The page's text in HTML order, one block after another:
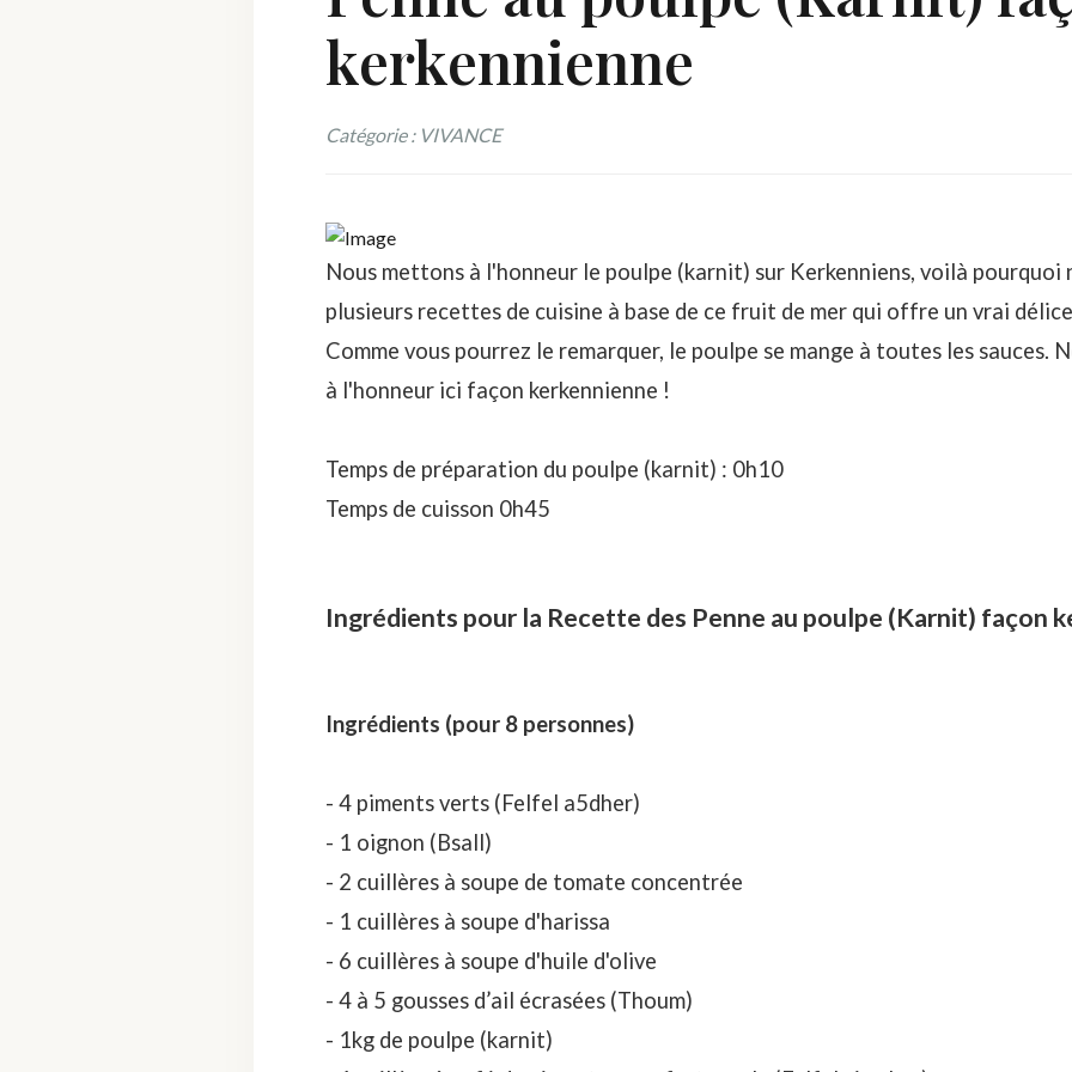
kerkennienne
Catégorie : VIVANCE
Nous mettons à l'honneur le poulpe (karnit) sur Kerkenniens, voilà pourquoi
plusieurs recettes de cuisine à base de ce fruit de mer qui offre un vrai
Comme vous pourrez le remarquer, le poulpe se mange à toutes les sauces.
à l'honneur ici façon kerkennienne !
Temps de préparation du poulpe (karnit) : 0h10
Temps de cuisson 0h45
Ingrédients pour la Recette des Penne au poulpe (Karnit) façon
Ingrédients (pour 8 personnes)
- 4 piments verts (Felfel a5dher)
- 1 oignon (Bsall)
- 2 cuillères à soupe de tomate concentrée
- 1 cuillères à soupe d'harissa
- 6 cuillères à soupe d'huile d'olive
- 4 à 5 gousses d’ail écrasées (Thoum)
- 1kg de poulpe (karnit)